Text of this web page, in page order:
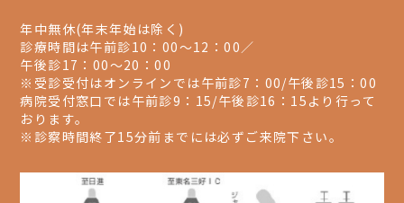
年中無休(年末年始は除く)
診療時間は午前診10：00～12：00／
午後診17：00～20：00
※受診受付はオンラインでは午前診7：00/午後診15：00
病院受付窓口では午前診9：15/午後診16：15より行って
おります。
※診察時間終了15分前までには必ずご来院下さい。